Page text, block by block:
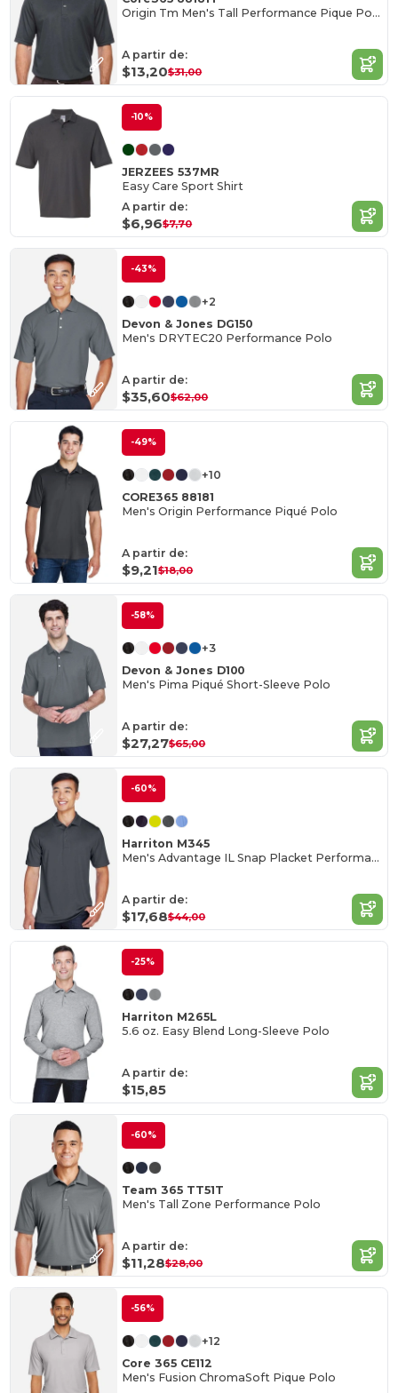
Origin Tm Men's Tall Performance Pique Polo
A partir de:
$13,20$31,00
-10%
JERZEES 537MR
Easy Care Sport Shirt
A partir de:
$6,96$7,70
-43%
+2
Devon & Jones DG150
Men's DRYTEC20 Performance Polo
A partir de:
$35,60$62,00
-49%
+10
CORE365 88181
Men's Origin Performance Piqué Polo
A partir de:
$9,21$18,00
-58%
+3
Devon & Jones D100
Men's Pima Piqué Short-Sleeve Polo
A partir de:
$27,27$65,00
-60%
Harriton M345
Men's Advantage IL Snap Placket Performance Polo
A partir de:
$17,68$44,00
-25%
Harriton M265L
5.6 oz. Easy Blend Long-Sleeve Polo
A partir de:
$15,85
-60%
Team 365 TT51T
Men's Tall Zone Performance Polo
A partir de:
$11,28$28,00
-56%
+12
Core 365 CE112
Men's Fusion ChromaSoft Pique Polo